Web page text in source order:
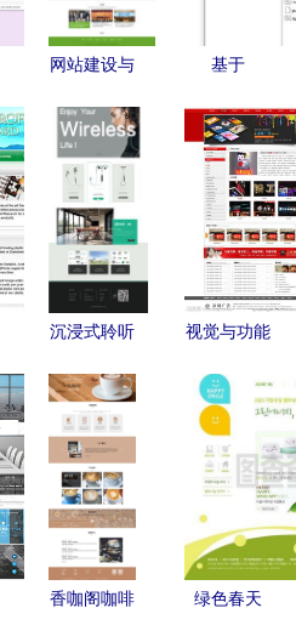
网站建设与
在线影响力
的完整路径
基于
Vue.js的农
产品电商平
台设计与推
广策略——
计算机毕业
设计综合实
沉浸式聆听
站设计的视
觉与体验创
新
视觉与功能
设计图片专
题、资源下
载与网站建
设推广全解
析
香咖阁咖啡
绿色春天